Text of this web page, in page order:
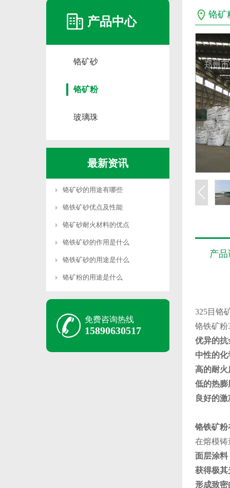
产品中心
铬矿砂
铬矿粉
玻璃珠
最新资讯
铬矿砂的用途有哪些
铬铁矿砂优点及性能
铬矿砂耐火材料的优点
铬铁矿砂的作用是什么
铬铁矿砂的用途是什么
铬矿粉的用途是什么
免费咨询热线
15890630517
铬矿
产
325目铬
铬铁矿粉
优异的抗
中性的
高的耐
低的热膨
良好的
铬铁矿粉
在熔模铸
面层涂料
获得极其
形成致密